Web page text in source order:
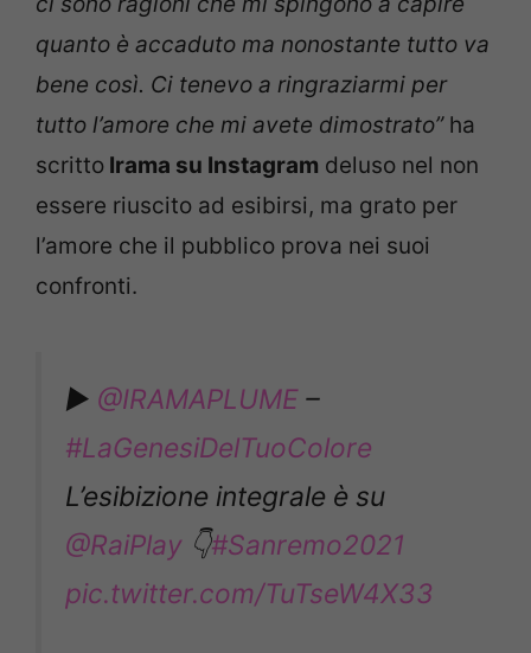
quanto è accaduto ma nonostante tutto va
bene così. Ci tenevo a ringraziarmi per
tutto l’amore che mi avete dimostrato”ha
scritto Irama su Instagram deluso nel non
essere riuscito ad esibirsi, ma grato per
l’amore che il pubblico prova nei suoi
confronti.
▶️ @IRAMAPLUME
#LaGenesiDelTuoColore
L’esibizione integrale è su
@RaiPlay 👇#Sanremo2021
pic.twitter.com/TuTseW4X33